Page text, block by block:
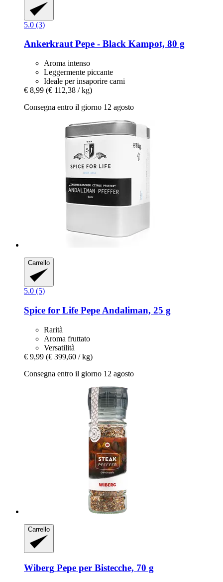
5.0 (3)
AnkerkrautPepe -​ Black Kampot, 80 g
Aroma intenso
Leggermente piccante
Ideale per insaporire carni
€ 8,99 (€ 112,38 / kg)
Consegna entro il giorno 12 agosto
Carrello
5.0 (5)
Spice for Life Pepe Andaliman, 25 g
Rarità
Aroma fruttato
Versatilità
€ 9,99 (€ 399,60 / kg)
Consegna entro il giorno 12 agosto
Carrello
Wiberg Pepe per Bistecche, 70 g